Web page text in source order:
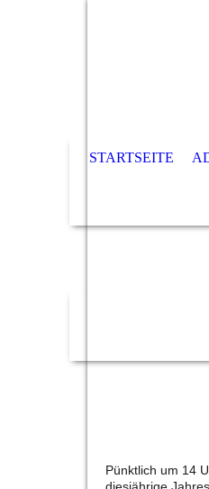
STARTSEITE
Pünktlich um 14